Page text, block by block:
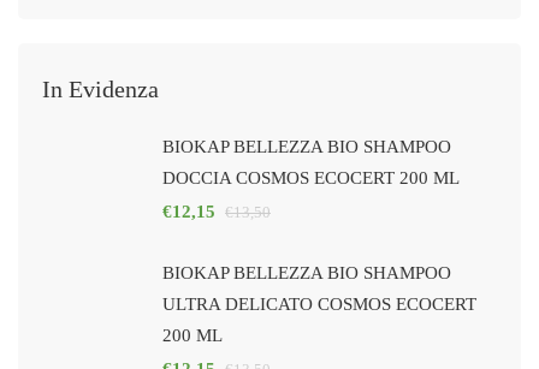
In Evidenza
BIOKAP BELLEZZA BIO SHAMPOO
DOCCIA COSMOS ECOCERT 200 ML
€12,15 €13,50
BIOKAP BELLEZZA BIO SHAMPOO
ULTRA DELICATO COSMOS ECOCERT
200 ML